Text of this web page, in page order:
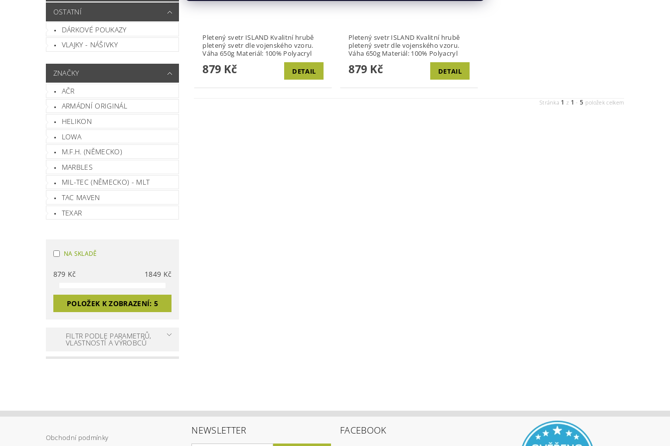
OSTATNÍ
DÁRKOVÉ POUKAZY
VLAJKY - NÁŠIVKY
ZNAČKY
AČR
ARMÁDNÍ ORIGINÁL
HELIKON
LOWA
M.F.H. (NĚMECKO)
MARBLES
MIL-TEC (NĚMECKO) - MLT
TAC MAVEN
TEXAR
NA SKLADĚ
879 Kč 1849 Kč
POLOŽEK K ZOBRAZENÍ: 5
FILTR PODLE PARAMETRŮ,
VLASTNOSTÍ A VÝROBCŮ
Pletený svetr ISLAND Kvalitní hrubě
pletený svetr dle vojenského vzoru.
Váha 650g Materiál: 100% Polyacryl
879 Kč DETAIL
Pletený svetr ISLAND Kvalitní hrubě
pletený svetr dle vojenského vzoru.
Váha 650g Materiál: 100% Polyacryl
879 Kč DETAIL
Stránka 1 z 1 -5 položek celkem
Obchodní podmínky
NEWSLETTER FACEBOOK